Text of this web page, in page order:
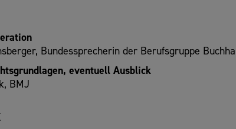
Bundessprecherin der Berufsgruppe
eventuell Ausblick
BMJ